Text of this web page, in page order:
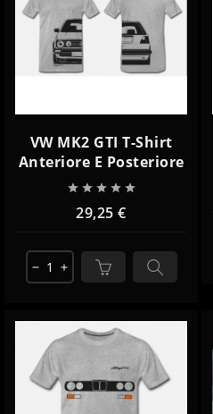
VW MK2 GTI T-Shirt
Anteriore E Posteriore
    
29,25 €
remove add